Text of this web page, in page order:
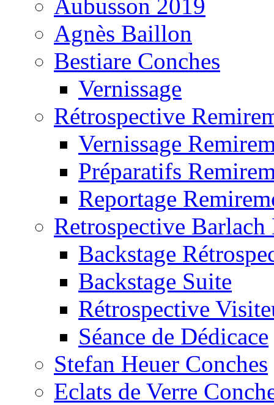
Aubusson 2019
Agnès Baillon
Bestiare Conches
Vernissage
Rétrospective
Vernissage
Préparatifs
Reportage
Retrospective Barlach
Backstage
Backstage Suite
Rétrospective
Séance de Dédicace
Stefan Heuer Conches
Eclats de Verre